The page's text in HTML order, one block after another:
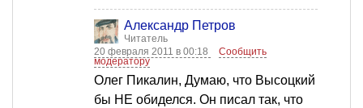
Александр Петров
Читатель
20 февраля 2011 в 00:18
Сообщить
модератору
Олег Пикалин, Думаю, что Высоцкий
бы НЕ обиделся. Он писал так, что